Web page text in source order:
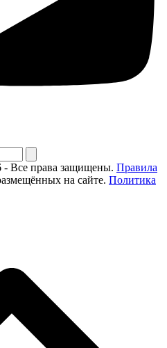
Все права защищены. Правила
на сайте. Политика